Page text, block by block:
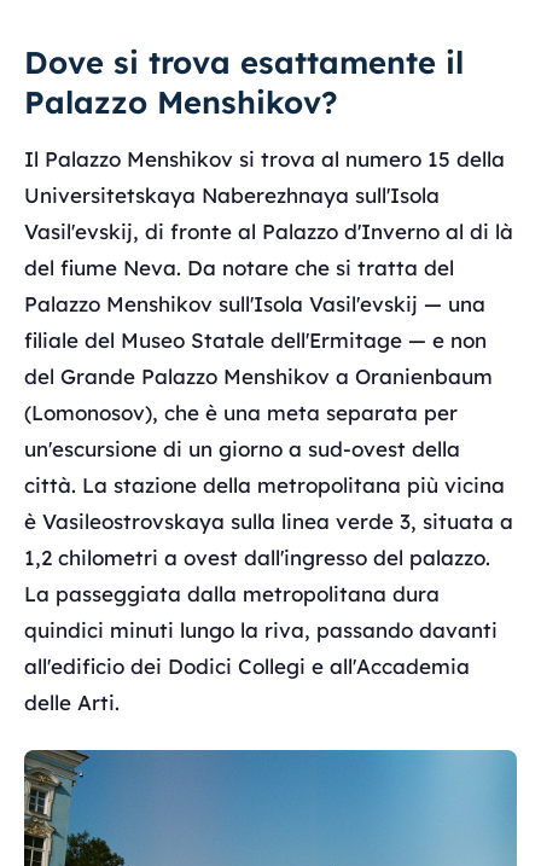
Dove si trova esattamente il
Palazzo Menshikov?
Il Palazzo Menshikov si trova al numero 15 della
Universitetskaya Naberezhnaya sull'Isola
Vasil'evskij, di fronte al Palazzo d'Inverno al di là
del fiume Neva. Da notare che si tratta del
Palazzo Menshikov sull'Isola Vasil'evskij — una
filiale del Museo Statale dell'Ermitage — e non
del Grande Palazzo Menshikov a Oranienbaum
(Lomonosov), che è una meta separata per
un'escursione di un giorno a sud-ovest della
città. La stazione della metropolitana più vicina
è Vasileostrovskaya sulla linea verde 3, situata a
1,2 chilometri a ovest dall'ingresso del palazzo.
La passeggiata dalla metropolitana dura
quindici minuti lungo la riva, passando davanti
all'edificio dei Dodici Collegi e all'Accademia
delle Arti.